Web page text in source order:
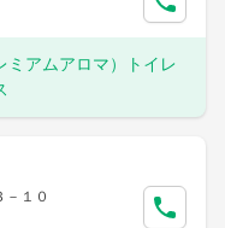
ミアムアロマ）トイレ
１０